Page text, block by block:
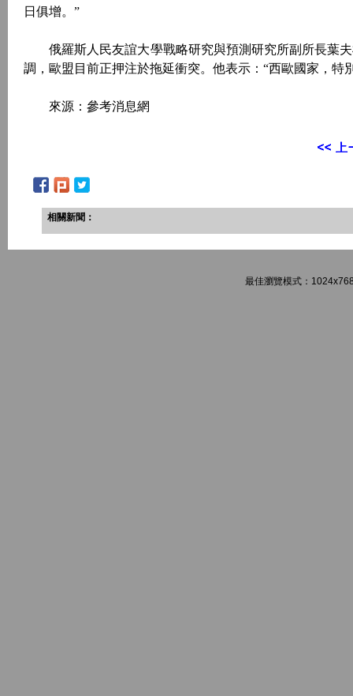
日俱增。”
俄羅斯人民友誼大學戰略研究與預測研究所副所長葉夫
調，歐盟目前正押注於拖延衝突。他表示：“西歐國家，特
來源：參考消息網
相關新聞：
最佳瀏覽模式：